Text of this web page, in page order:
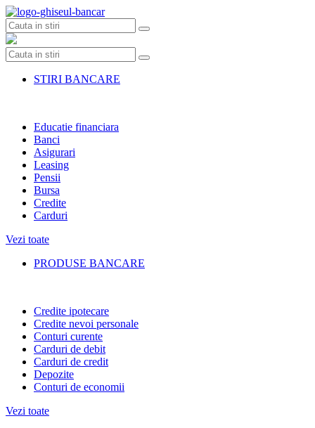
Skip
to
content
STIRI BANCARE
Educatie financiara
Banci
Asigurari
Leasing
Pensii
Bursa
Credite
Carduri
Vezi toate
PRODUSE BANCARE
Credite ipotecare
Credite nevoi personale
Conturi curente
Carduri de debit
Carduri de credit
Depozite
Conturi de economii
Vezi toate